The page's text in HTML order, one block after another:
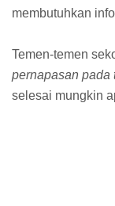
membutuhkan
Temen-temen
pernapasan pada
selesai mungkin